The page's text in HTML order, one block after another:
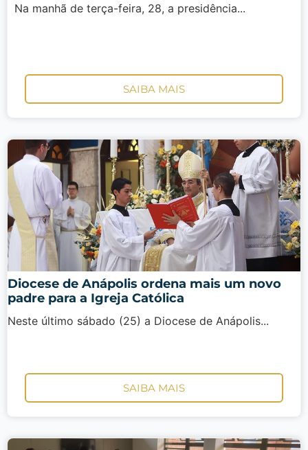
Na manhã de terça-feira, 28, a presidência...
SAIBA MAIS
Diocese de Anápolis ordena mais um novo
padre para a Igreja Católica
Neste último sábado (25) a Diocese de Anápolis...
SAIBA MAIS